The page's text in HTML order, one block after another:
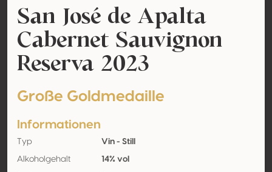
San José de Apalta
Cabernet Sauvignon
Reserva 2023
Große Goldmedaille
Informationen
Typ Vin - Still
Alkoholgehalt 14% vol